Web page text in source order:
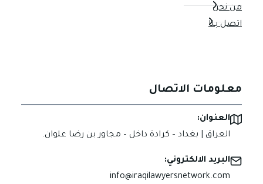
من نحن
اتصل بنا
معلومات الاتصال
العنوان:
العراق | بغداد – كرادة داخل – مجاور بن رضا علوان.
البريد الالكتروني:
info@iraqilawyersnetwork.com